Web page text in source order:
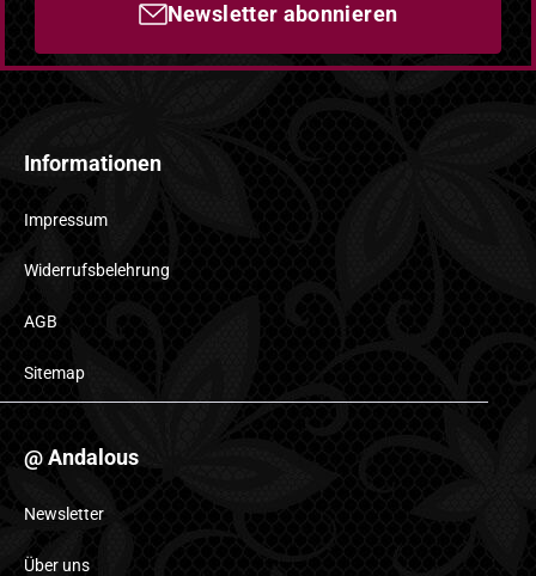
Newsletter abonnieren
Informationen
Impressum
Widerrufsbelehrung
AGB
Sitemap
@ Andalous
Newsletter
Über uns